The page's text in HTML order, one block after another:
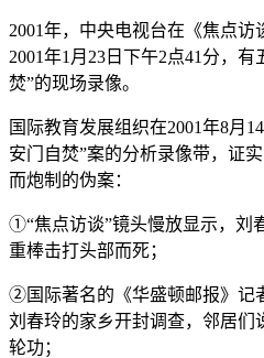
2001年，中央电视台在《焦点访
2001年1月23日下午2点41分，
焚”的现场录像。
国际教育发展组织在2001年8月
安门自焚”案的分析录像带，证
而炮制的伪案：
①“焦点访谈”镜头慢放显示，刘
重棒击打头部而死；
②国际著名的《华盛顿邮报》记
刘春玲的家乡开封调查，邻居们
轮功；